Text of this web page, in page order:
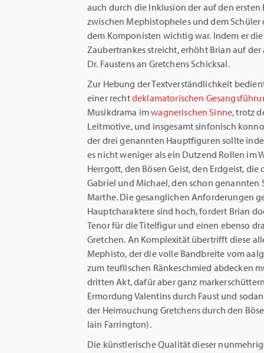
auch durch die Inklusion der auf den
zwischen Mephistopheles und dem
dem Komponisten wichtig war. Indem er
Zaubertrankes streicht, erhöht Brian auf
Dr. Faustens an Gretchens Schicksal.
Zur Hebung der Textverständlichkeit
einer rechtdeklamatorischen
Musikdrama imwagnerischen Sinne, trotz
Leitmotive, und insgesamt sinfonisch
der drei genannten Hauptfiguren sollte
es nicht weniger als ein Dutzend Rollen im
Herrgott, den Bösen Geist, den Erdgeist, die
Gabriel und Michael, den schon genannten
Marthe. Die gesanglichen Anforderungen
Hauptcharaktere sind hoch, fordert Brian
Tenor für die Titelfigur und einen ebenso
Gretchen. An Komplexität übertrifft diese
Mephisto, der die volle Bandbreite vom
zum teuflischen Ränkeschmied abdecken
dritten Akt, dafür aber ganz
Ermordung Valentins durch Faust und
der Heimsuchung Gretchens durch den
Iain Farrington).
Die künstlerische Qualität dieser